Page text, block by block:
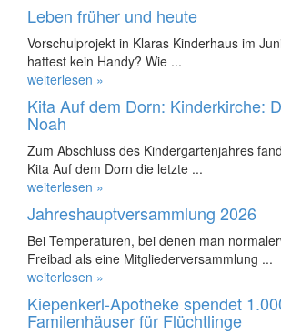
Leben früher und heute
Vorschulprojekt in Klaras Kinderhaus im
hattest kein Handy? Wie ...
weiterlesen »
Kita Auf dem Dorn: Kinderkirche:
Noah
Zum Abschluss des Kindergartenjahres
Kita Auf dem Dorn die letzte ...
weiterlesen »
Jahreshauptversammlung 2026
Bei Temperaturen, bei denen man
Freibad als eine Mitgliederversammlung ...
weiterlesen »
Kiepenkerl-Apotheke spendet
Familenhäuser für Flüchtlinge